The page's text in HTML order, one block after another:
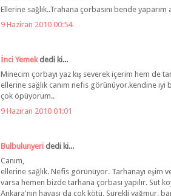
Ellerine sağlık..Trahana çorbasını bende
9 Haziran 2010 00:54
İnci Yemekdedi ki...
Minecim çorbayı yaz kış severek içerim hem de
ellerine sağlık canım nefis görünüyor.kendine iyi
çok öpüyorum..
9 Haziran 2010 01:01
Bulbulunyeri dedi ki...
Canım,
ellerine sağlık. Nefis görünüyor. Tarhanayı eşim
varsa hemen bizde tarhana çorbası yapılır. Süt
Ankara'nın havası da çok kötü. Sürekli yağmur,